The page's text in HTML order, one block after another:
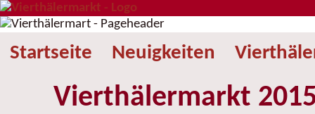
Startseite Neuigkeiten
Vierthälermarkt